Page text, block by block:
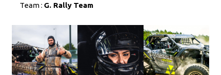
Team : G. Rally Team